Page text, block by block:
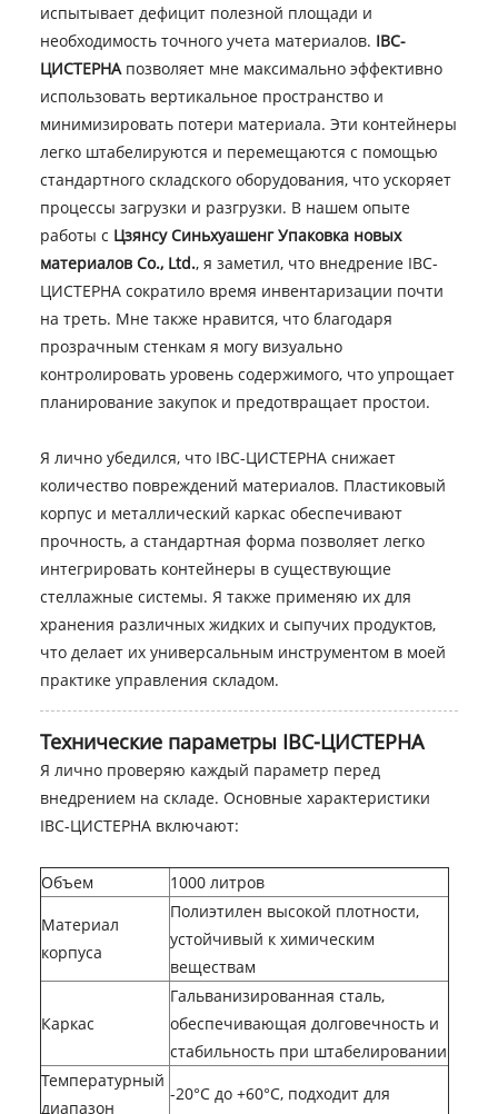
испытывает дефицит полезной площади и
необходимость точного учета материалов. IBC-
ЦИСТЕРНАпозволяет мне максимально эффективно
использовать вертикальное пространство и
минимизировать потери материала. Эти контейнеры
легко штабелируются и перемещаются с помощью
стандартного складского оборудования, что ускоряет
процессы загрузки и разгрузки. В нашем опыте
работы с Цзянсу Синьхуашенг Упаковка новых
материалов Co., Ltd., я заметил, что внедрение IBC-
ЦИСТЕРНА сократило время инвентаризации почти
на треть. Мне также нравится, что благодаря
прозрачным стенкам я могу визуально
контролировать уровень содержимого, что упрощает
планирование закупок и предотвращает простои.
Я лично убедился, что IBC-ЦИСТЕРНА снижает
количество повреждений материалов. Пластиковый
корпус и металлический каркас обеспечивают
прочность, а стандартная форма позволяет легко
интегрировать контейнеры в существующие
стеллажные системы. Я также применяю их для
хранения различных жидких и сыпучих продуктов,
что делает их универсальным инструментом в моей
практике управления складом.
Технические параметры IBC-ЦИСТЕРНА
Я лично проверяю каждый параметр перед
внедрением на складе. Основные характеристики
IBC-ЦИСТЕРНА включают:
Объем
1000 литров
Материал
корпуса
Полиэтилен высокой плотности,
устойчивый к химическим
веществам
Каркас
Гальванизированная сталь,
обеспечивающая долговечность и
стабильность при штабелировании
Температурный
диапазон
-20°C до +60°C, подходит для